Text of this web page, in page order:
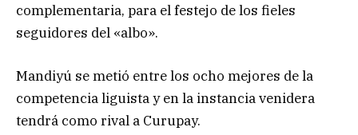
complementaria, para el festejo de los fieles
seguidores del «albo».
Mandiyú se metió entre los ocho mejores de la
competencia liguista y en la instancia venidera
tendrá como rival a Curupay.